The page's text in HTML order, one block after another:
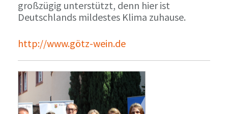
großzügig unterstützt, denn hier ist
Deutschlands mildestes Klima zuhause.
http://www.götz-wein.de